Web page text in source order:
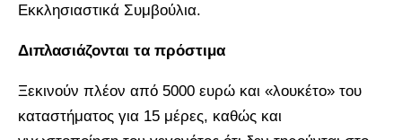
Εκκλησιαστικά Συμβούλια.
Διπλασιάζονται τα πρόστιμα
Ξεκινούν πλέον από 5000 ευρώ και «λουκέτο» του
καταστήματος για 15 μέρες, καθώς και